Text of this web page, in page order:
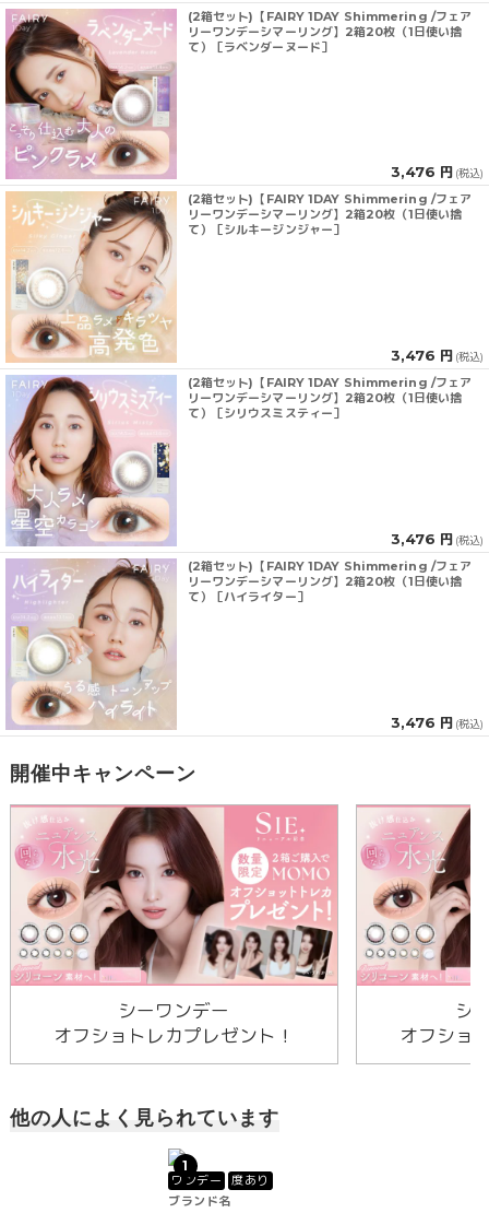
(2箱セット)【FAIRY 1DAY Shimmering /フェア
リーワンデーシマーリング】2箱20枚（1日使い捨
て）［ラベンダーヌード］
3,476 円 (税込)
(2箱セット)【FAIRY 1DAY Shimmering /フェア
リーワンデーシマーリング】2箱20枚（1日使い捨
て）［シルキージンジャー］
3,476 円 (税込)
(2箱セット)【FAIRY 1DAY Shimmering /フェア
リーワンデーシマーリング】2箱20枚（1日使い捨
て）［シリウスミスティー］
3,476 円 (税込)
(2箱セット)【FAIRY 1DAY Shimmering /フェア
リーワンデーシマーリング】2箱20枚（1日使い捨
て）［ハイライター］
3,476 円 (税込)
開催中キャンペーン
シーワンデー
オフショトレカプレゼント！
シ
オフショ
他の人によく見られています
1
ワンデー
度あり
ブランド名